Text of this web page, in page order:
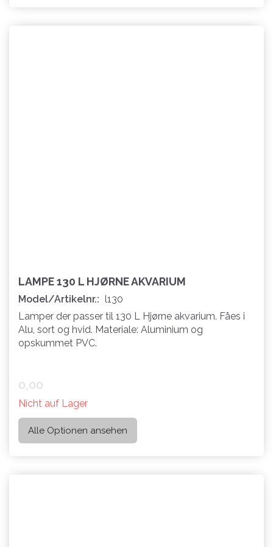
LAMPE 130 L HJØRNE AKVARIUM
Model/Artikelnr.: l130
Lamper der passer til 130 L Hjørne akvarium. Fåes i
Alu, sort og hvid. Materiale: Aluminium og
opskummet PVC.
0,00
Nicht auf Lager
Alle Optionen ansehen